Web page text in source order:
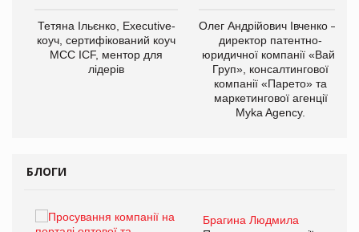
Тетяна Ільєнко, Executive-
коуч, сертифікований коуч
МСС ICF, ментор для
лідерів
Олег Андрійович Івченко —
директор патентно-
юридичної компанії «Вайз
Груп», консалтингової
компанії «Парето» та
маркетингової агенції
Myka Agency.
БЛОГИ
Брагина Людмила